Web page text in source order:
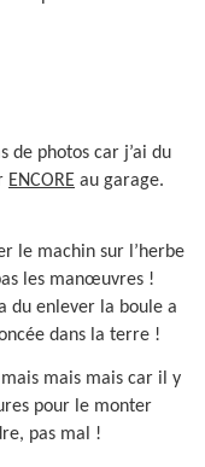
de photos car j’ai du
ENCORE au garage.
le machin sur l’herbe
les manœuvres !
du enlever la boule a
dans la terre !
mais mais car il y
pour le monter
pas mal !